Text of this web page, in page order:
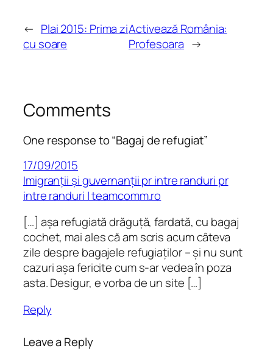
← Plai 2015: Prima zi
cu soare
Activează România:
Profesoara →
Comments
One response to “Bagaj de refugiat”
17/09/2015
Imigranții și guvernanții pr intre randuri pr
intre randuri | teamcomm.ro
[…] așa refugiată drăguță, fardată, cu bagaj
cochet, mai ales că am scris acum câteva
zile despre bagajele refugiaților – și nu sunt
cazuri așa fericite cum s-ar vedea în poza
asta. Desigur, e vorba de un site […]
Reply
Leave a Reply